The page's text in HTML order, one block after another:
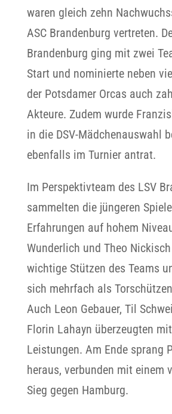
waren gleich zehn
ASC Brandenburg vertreten.
Brandenburg ging mit zwei
Start und nominierte neben
der Potsdamer Orcas auch
Akteure. Zudem wurde
in die DSV-Mädchenauswahl
ebenfalls im Turnier antrat.
Im Perspektivteam des LSV
sammelten die jüngeren
Erfahrungen auf hohem
Wunderlich und Theo
wichtige Stützen des Teams
sich mehrfach als
Auch Leon Gebauer, Til
Florin Lahayn überzeugten
Leistungen. Am Ende sprang
heraus, verbunden mit einem
Sieg gegen Hamburg.